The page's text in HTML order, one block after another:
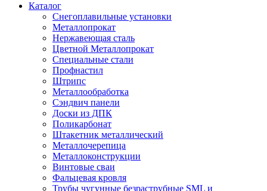
Каталог
Снегоплавильные установки
Металлопрокат
Нержавеющая сталь
Цветной Металлопрокат
Специальные стали
Профнастил
Штрипс
Металлообработка
Сэндвич панели
Доски из ДПК
Поликарбонат
Штакетник металлический
Металлочерепица
Металлоконструкции
Винтовые сваи
Фальцевая кровля
Трубы чугунные безраструбные SML и